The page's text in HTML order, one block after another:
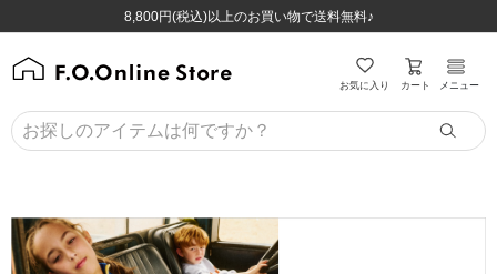
8,800円(税込)以上のお買い物で送料無料♪
ほぼ全品半額！！8/12(水)お昼12:59まで！！
8,800円(税込)以上のお買い物で送料無料♪
ほぼ全品半額！！8/12(水)お昼12:59まで！！
お気に入り カート メニュー